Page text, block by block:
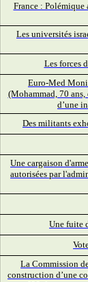
France : Polémique
Les universités
Les forces
Euro-Med
(Mohammad, 70
d’une
Des militants
Une cargaison
autorisées par
Une fuite
La Commission
construction d’une